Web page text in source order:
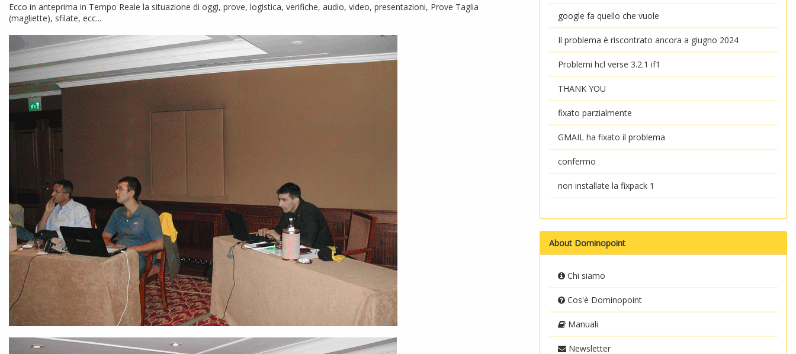
Ecco in anteprima in Tempo Reale la situazione di oggi, prove, logistica, verifiche, audio, video, presentazioni, Prove Taglia
(magliette), sfilate, ecc...
google fa quello che vuole
Il problema è riscontrato ancora a giugno 2024
Problemi hcl verse 3.2.1 if1
THANK YOU
fixato parzialmente
GMAIL ha fixato il problema
confermo
non installate la fixpack 1
About Dominopoint
Chi siamo
Cos'è Dominopoint
Manuali
Newsletter